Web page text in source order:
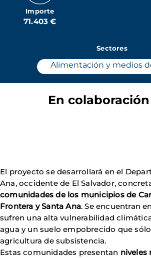
Importe
71.403 €
Sectores
Alimentación y medios
En
El proyecto se desarrollará en el
Ana, occidente de El Salvador,
comunidades de los municipios de
Frontera y Santa Ana. Se encuentran
sufren una alta vulnerabilidad
agua y un suelo empobrecido que
agricultura de subsistencia.
Estas comunidades presentan niveles